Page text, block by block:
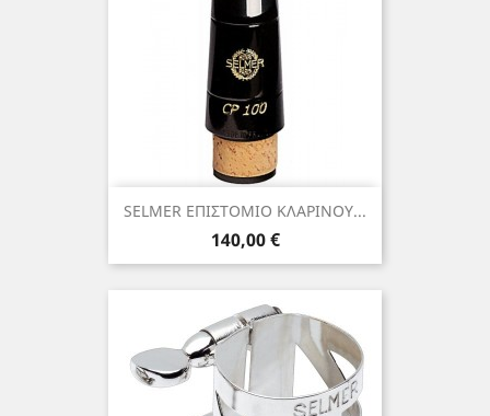
SELMER ΕΠΙΣΤΟΜΙΟ ΚΛΑΡΙΝΟΥ...
Τιμή
140,00 €